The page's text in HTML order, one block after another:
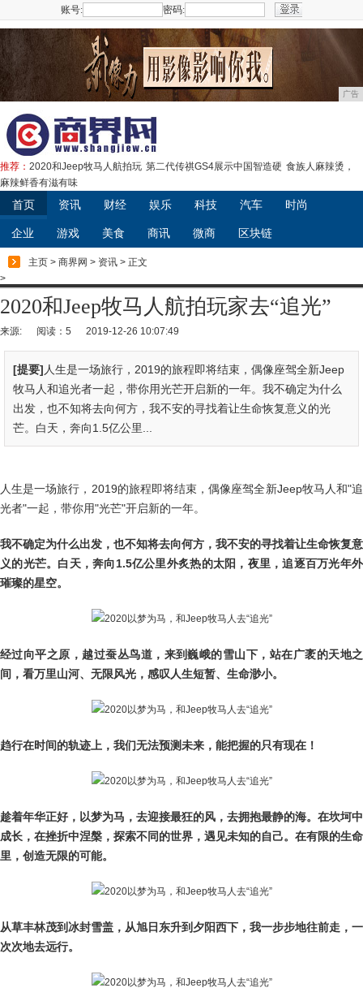
账号: 密码:
广告
推荐： 2020和Jeep牧马人航拍玩 第二代传祺GS4展示中国智造硬 食族人麻辣烫，
麻辣鲜香有滋有味
首页 资讯 财经 娱乐 科技 汽车 时尚
企业 游戏 美食 商讯 微商 区块链
主页 > 商界网 > 资讯 > 正文
>
2020和Jeep牧马人航拍玩家去“追光”
来源: 阅读：5 2019-12-26 10:07:49
[提要] 人生是一场旅行，2019的旅程即将结束，偶像座驾全新Jeep
牧马人和追光者一起，带你用光芒开启新的一年。我不确定为什么
出发，也不知将去向何方，我不安的寻找着让生命恢复意义的光
芒。白天，奔向1.5亿公里...
人生是一场旅行，2019的旅程即将结束，偶像座驾全新Jeep牧马人和"追
光者"一起，带你用"光芒"开启新的一年。
我不确定为什么出发，也不知将去向何方，我不安的寻找着让生命恢复意
义的光芒。白天，奔向1.5亿公里外炙热的太阳，夜里，追逐百万光年外
璀璨的星空。
经过向平之原，越过蚕丛鸟道，来到巍峨的雪山下，站在广袤的天地之
间，看万里山河、无限风光，感叹人生短暂、生命渺小。
趋行在时间的轨迹上，我们无法预测未来，能把握的只有现在！
趁着年华正好，以梦为马，去迎接最狂的风，去拥抱最静的海。在坎坷中
成长，在挫折中涅槃，探索不同的世界，遇见未知的自己。在有限的生命
里，创造无限的可能。
从草丰林茂到冰封雪盖，从旭日东升到夕阳西下，我一步步地往前走，一
次次地去远行。